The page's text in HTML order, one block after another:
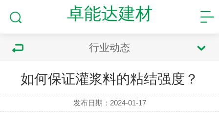
卓能达建材
行业动态
如何保证灌浆料的粘结强度？
发布日期：2024-01-17